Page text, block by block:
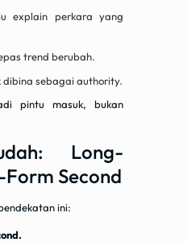
explain perkara yang
trend berubah.
sebagai authority.
pintu masuk, bukan
Long-
Second
ini: